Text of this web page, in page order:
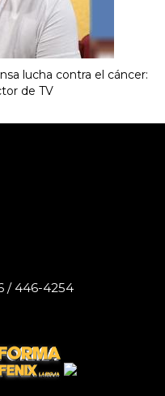
lucha contra el cáncer:
de TV
/ 446-4254